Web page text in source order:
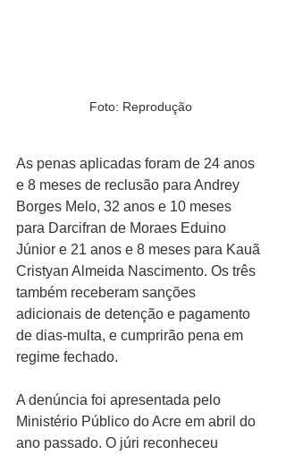
Foto: Reprodução
As penas aplicadas foram de 24 anos
e 8 meses de reclusão para Andrey
Borges Melo, 32 anos e 10 meses
para Darcifran de Moraes Eduino
Júnior e 21 anos e 8 meses para Kauã
Cristyan Almeida Nascimento. Os três
também receberam sanções
adicionais de detenção e pagamento
de dias-multa, e cumprirão pena em
regime fechado.
A denúncia foi apresentada pelo
Ministério Público do Acre em abril do
ano passado. O júri reconheceu